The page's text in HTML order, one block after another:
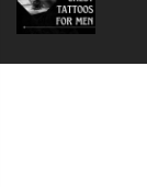
Tháo
thể
dính